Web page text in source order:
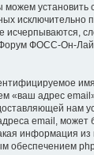
установить
ФОСС-Он-
«ваш адрес
нам
email,
информация из
обеспечением